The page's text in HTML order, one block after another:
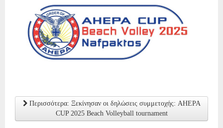
Περισσότερα: Ξεκίνησαν οι δηλώσεις συμμετοχής: AHEPA
CUP 2025 Beach Volleyball tournament